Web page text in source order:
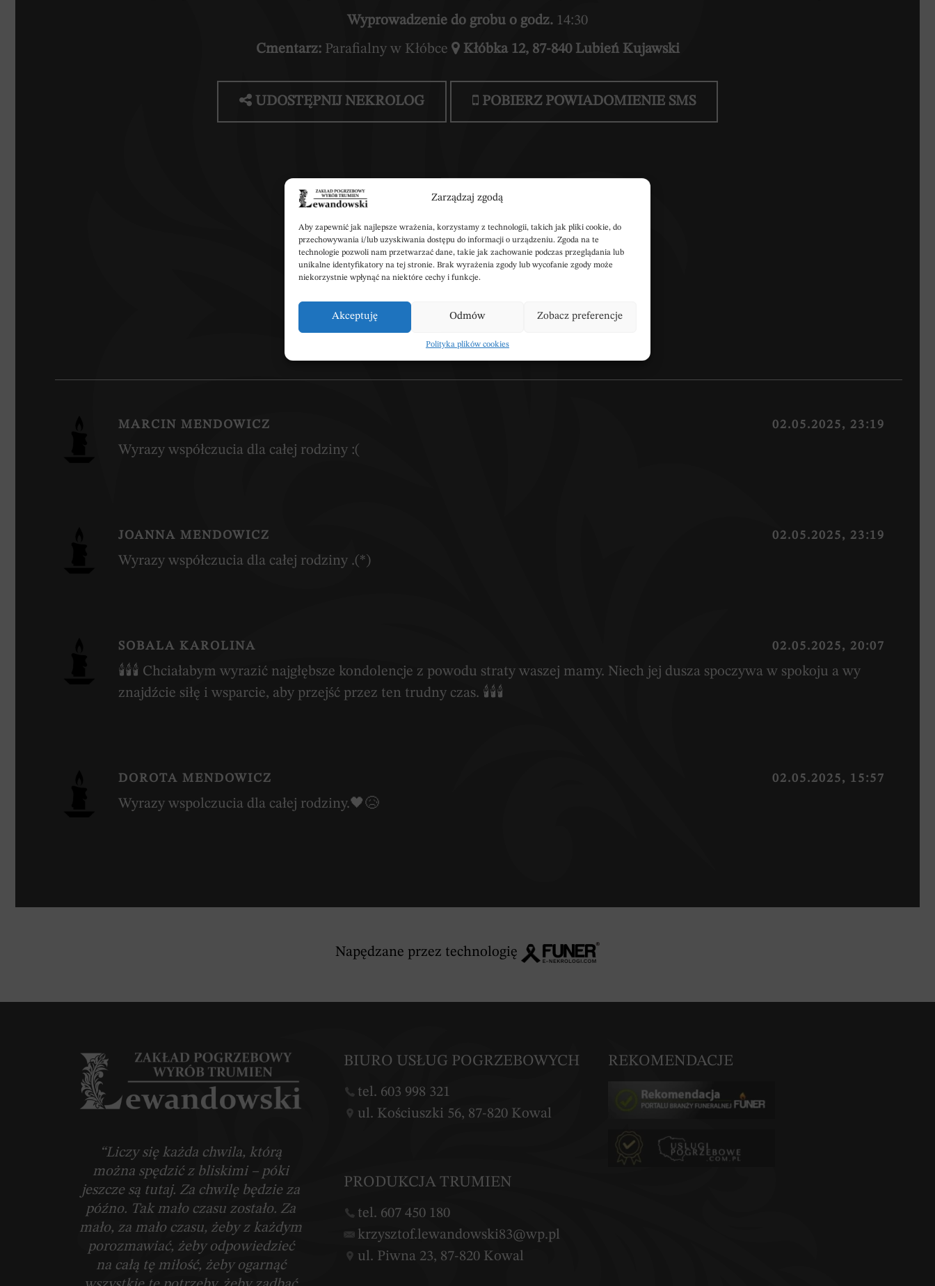
Zarządzaj zgodą
Aby zapewnić jak najlepsze wrażenia, korzystamy z technologii, takich jak pliki cookie, do
przechowywania i/lub uzyskiwania dostępu do informacji o urządzeniu. Zgoda na te
technologie pozwoli nam przetwarzać dane, takie jak zachowanie podczas przeglądania lub
unikalne identyfikatory na tej stronie. Brak wyrażenia zgody lub wycofanie zgody może
niekorzystnie wpłynąć na niektóre cechy i funkcje.
Akceptuję Odmów Zobacz preferencje
Polityka plików cookies
Wyprowadzenie do grobu o godz. 14:30
Cmentarz:Parafialny w Kłóbce Kłóbka 12, 87-840 Lubień Kujawski
UDOSTĘPNIJ NEKROLOG POBIERZ POWIADOMIENIE SMS
Wpisz swoje kondolencje
DODAJ KONDOLENCJE
MARCIN MENDOWICZ 02.05.2025, 23:19
Wyrazy współczucia dla całej rodziny :(
JOANNA MENDOWICZ 02.05.2025, 23:19
Wyrazy współczucia dla całej rodziny .(*)
SOBALA KAROLINA 02.05.2025, 20:07
🕯🕯🕯 Chciałabym wyrazić najgłębsze kondolencje z powodu straty waszej mamy. Niech jej dusza spoczywa w spokoju a wy
znajdźcie siłę i wsparcie, aby przejść przez ten trudny czas. 🕯🕯🕯
DOROTA MENDOWICZ 02.05.2025, 15:57
Wyrazy wspolczucia dla całej rodziny.🖤😥
Napędzane przez technologię
“Liczy się każda chwila, którą
można spędzić z bliskimi – póki
jeszcze są tutaj. Za chwilę będzie za
późno. Tak mało czasu zostało. Za
mało, za mało czasu, żeby z każdym
porozmawiać, żeby odpowiedzieć
na całą tę miłość, żeby ogarnąć
BIURO USŁUG POGRZEBOWYCH
tel. 603 998 321
ul. Kościuszki 56, 87-820 Kowal
PRODUKCJA TRUMIEN
tel. 607 450 180
krzysztof.lewandowski83@wp.pl
ul. Piwna 23, 87-820 Kowal
REKOMENDACJE